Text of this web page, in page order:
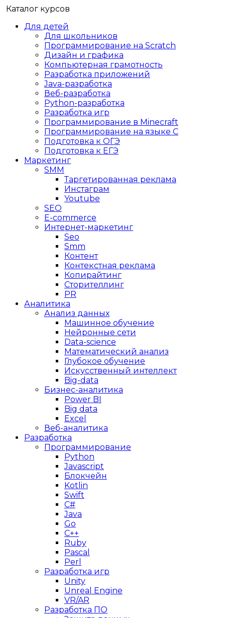
Каталог курсов
Для детей
Для школьников
Программирование на Scratch
Дизайн и графика
Компьютерная грамотность
Разработка приложений
Java-разработка
Веб-разработка
Python-разработка
Разработка игр
Программирование в Minecraft
Программирование на языке C
Подготовка к ОГЭ
Подготовка к ЕГЭ
Маркетинг
SMM
Таргетированная реклама
Инстаграм
Youtube
SEO
E-сommerce
Интернет-маркетинг
Seo
Smm
Контент
Контекстная реклама
Копирайтинг
Сторителлинг
PR
Аналитика
Анализ данных
Машинное обучение
Нейронные сети
Data-science
Математический анализ
Глубокое обучение
Искусственный интеллект
Big-data
Бизнес-аналитика
Power BI
Big data
Excel
Веб-аналитика
Разработка
Программирование
Python
Javascript
Блокчейн
Kotlin
Swift
C#
Java
Go
C++
Ruby
Pascal
Perl
Разработка игр
Unity
Unreal Engine
VR/AR
Разработка ПО